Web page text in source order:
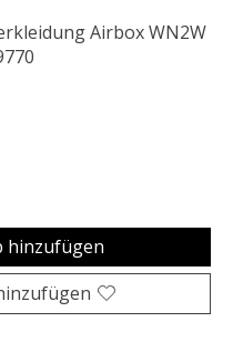
Airbox WN2W
hinzufügen